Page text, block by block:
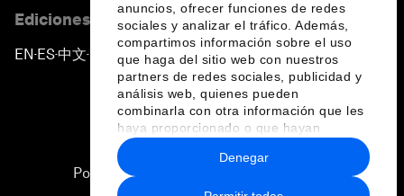
anuncios, ofrecer funciones de redes
sociales y analizar el tráfico. Además,
compartimos información sobre el uso
que haga del sitio web con nuestros
partners de redes sociales, publicidad y
análisis web, quienes pueden
combinarla con otra información que les
haya proporcionado o que hayan
recopilado a partir del uso que haya
hecho de sus servicios.
Denegar
Ediciones en otros idiomas
EN ▪ES▪中文▪ 日本語
Política de privacidad y normas de uso